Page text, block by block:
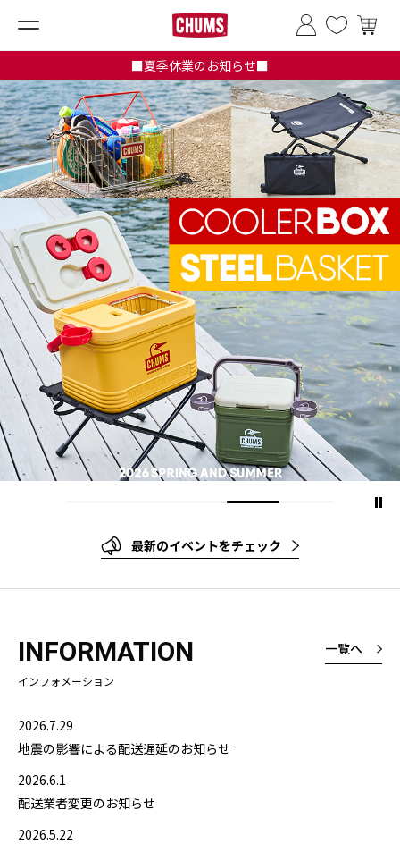
■夏季休業のお知らせ■
最新のイベントをチェック
INFORMATION
インフォメーション
一覧へ
2026.7.29
地震の影響による配送遅延のお知らせ
2026.6.1
配送業者変更のお知らせ
2026.5.22